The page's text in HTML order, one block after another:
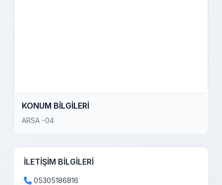
KONUM BİLGİLERİ
ARSA -04
İLETİŞİM BİLGİLERİ
05305186816